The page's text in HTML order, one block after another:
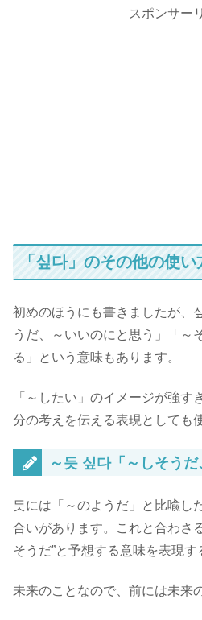
スポンサー
「싶다」のその他の使い
初めのほうにも書きましたが、
うだ、～いいのにと思う」「～
る」という意味もあります。
「～したい」のイメージが強す
分の考えを伝える表現としても
～듯 싶다「～しそうだ
듯には「～のようだ」と比喩し
合いがあります。これと合わさ
そうだ”と予想する意味を表現す
未来のことなので、前には未来